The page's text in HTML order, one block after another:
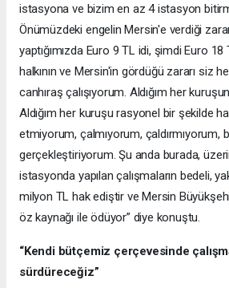
istasyona ve bizim en az 4 istasyon
Önümüzdeki engelin Mersin'e verdiği
yaptığımızda Euro 9 TL idi, şimdi Euro
halkının ve Mersin'in gördüğü zararı siz
canhıraş çalışıyorum. Aldığım her
Aldığım her kuruşu rasyonel bir şekilde
etmiyorum, çalmıyorum, çaldırmıyorum,
gerçekleştiriyorum. Şu anda burada,
istasyonda yapılan çalışmaların bedeli,
milyon TL hak ediştir ve Mersin
öz kaynağı ile ödüyor” diye konuştu.
“Kendi bütçemiz çerçevesinde
sürdüreceğiz”